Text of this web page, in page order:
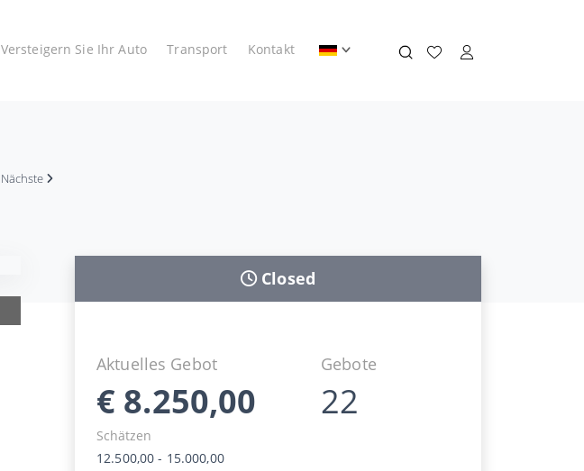
Versteigern Sie Ihr Auto Transport Kontakt
Nächste
Closed
Aktuelles Gebot
€ 8.250,00
Gebote
22
Schätzen
12.500,00 - 15.000,00